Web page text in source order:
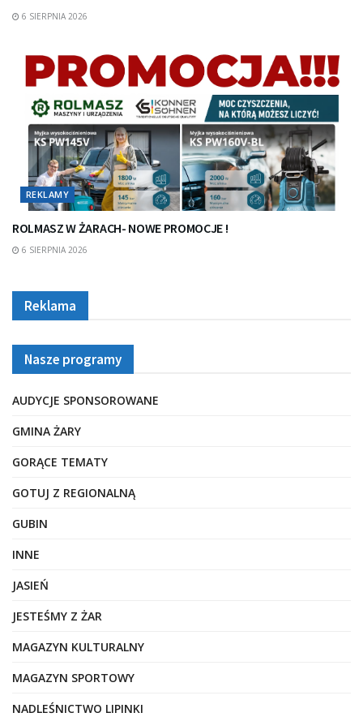
6 SIERPNIA 2026
REKLAMY
ROLMASZ W ŻARACH- NOWE PROMOCJE !
6 SIERPNIA 2026
Reklama
Nasze programy
AUDYCJE SPONSOROWANE
GMINA ŻARY
GORĄCE TEMATY
GOTUJ Z REGIONALNĄ
GUBIN
INNE
JASIEŃ
JESTEŚMY Z ŻAR
MAGAZYN KULTURALNY
MAGAZYN SPORTOWY
NADLEŚNICTWO LIPINKI